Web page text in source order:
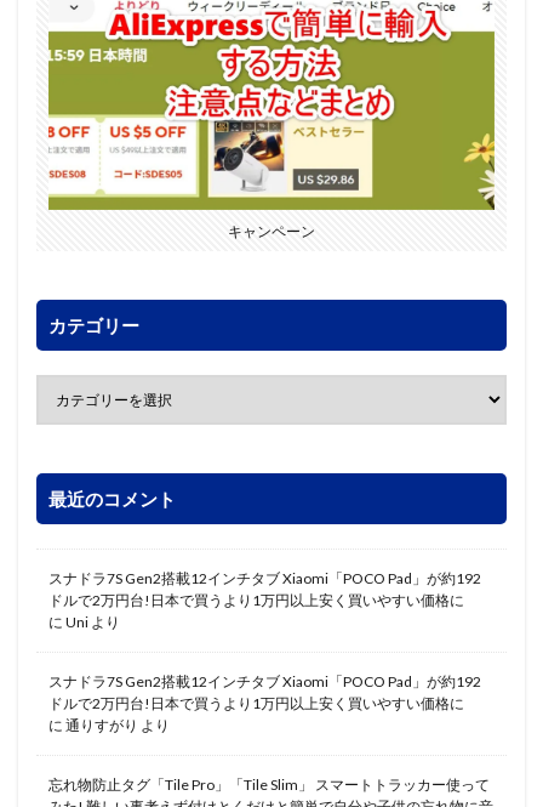
キャンペーン
カテゴリー
最近のコメント
スナドラ7S Gen2搭載12インチタブ Xiaomi「POCO Pad」が約192
ドルで2万円台!日本で買うより1万円以上安く買いやすい価格に
に Uni より
スナドラ7S Gen2搭載12インチタブ Xiaomi「POCO Pad」が約192
ドルで2万円台!日本で買うより1万円以上安く買いやすい価格に
に 通りすがり より
忘れ物防止タグ「Tile Pro」「Tile Slim」 スマートトラッカー使って